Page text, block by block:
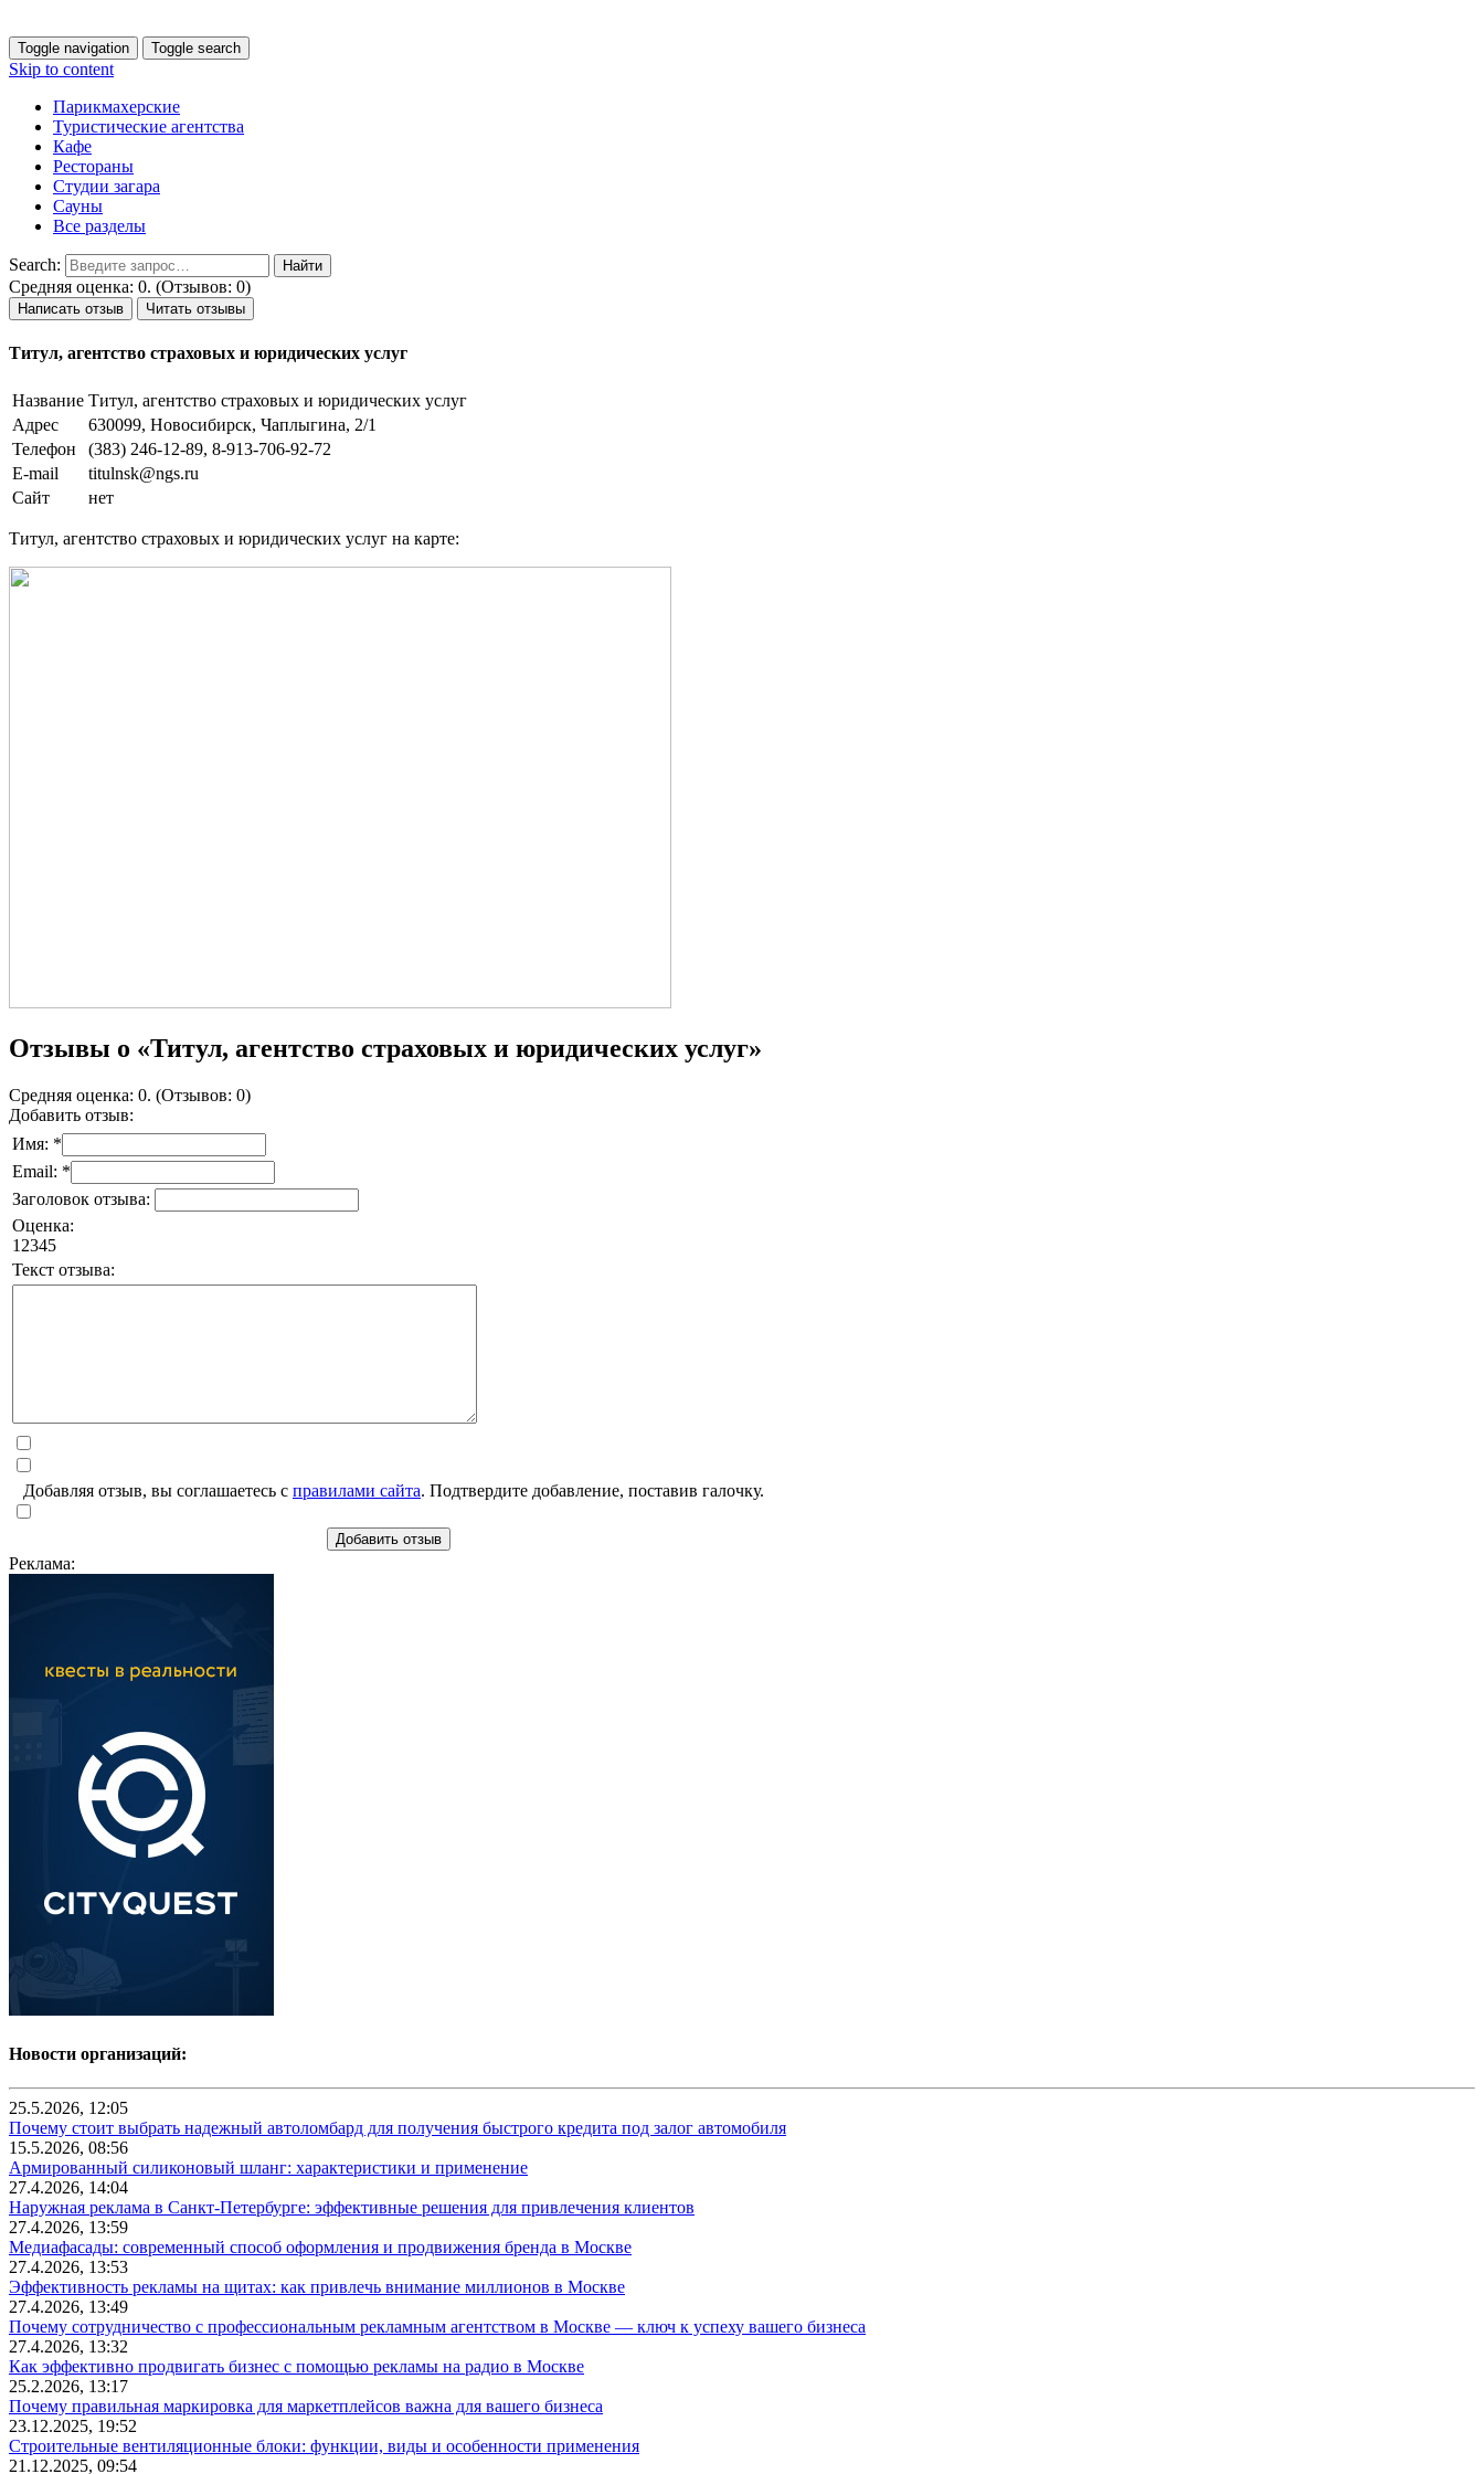
Toggle navigation Toggle search
Skip to content
Парикмахерские
Туристические агентства
Кафе
Рестораны
Студии загара
Сауны
Все разделы
Search:
Средняя оценка: 0. (Отзывов: 0)
Написать отзыв Читать отзывы
Титул, агентство страховых и юридических услуг
Название Титул, агентство страховых и юридических услуг
Адрес
630099, Новосибирск, Чаплыгина, 2/1
Телефон
(383) 246-12-89, 8-913-706-92-72
E-mail
titulnsk@ngs.ru
Сайт
нет
Титул, агентство страховых и юридических услуг на карте:
Отзывы о «Титул, агентство страховых и юридических услуг»
Средняя оценка: 0. (Отзывов: 0)
Добавить отзыв:
Имя: *
Email: *
Заголовок отзыва:
Оценка:
1 2345
Текст отзыва:
Добавляя отзыв, вы соглашаетесь с правилами сайта. Подтвердите добавление, поставив галочку.
Добавить отзыв
Реклама:
Новости организаций:
25.5.2026, 12:05
Почему стоит выбрать надежный автоломбард для получения быстрого кредита под залог автомобиля
15.5.2026, 08:56
Армированный силиконовый шланг: характеристики и применение
27.4.2026, 14:04
Наружная реклама в Санкт-Петербурге: эффективные решения для привлечения клиентов
27.4.2026, 13:59
Медиафасады: современный способ оформления и продвижения бренда в Москве
27.4.2026, 13:53
Эффективность рекламы на щитах: как привлечь внимание миллионов в Москве
27.4.2026, 13:49
Почему сотрудничество с профессиональным рекламным агентством в Москве — ключ к успеху вашего бизнеса
27.4.2026, 13:32
Как эффективно продвигать бизнес с помощью рекламы на радио в Москве
25.2.2026, 13:17
Почему правильная маркировка для маркетплейсов важна для вашего бизнеса
23.12.2025, 19:52
Строительные вентиляционные блоки: функции, виды и особенности применения
21.12.2025, 09:54